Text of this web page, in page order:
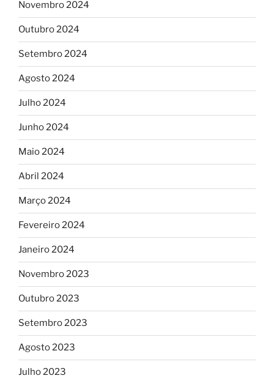
Novembro 2024
Outubro 2024
Setembro 2024
Agosto 2024
Julho 2024
Junho 2024
Maio 2024
Abril 2024
Março 2024
Fevereiro 2024
Janeiro 2024
Novembro 2023
Outubro 2023
Setembro 2023
Agosto 2023
Julho 2023